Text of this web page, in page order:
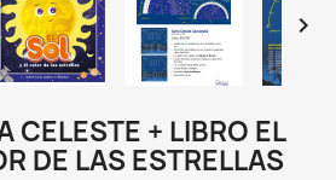

CELESTE + LIBRO EL
DE LAS ESTRELLAS